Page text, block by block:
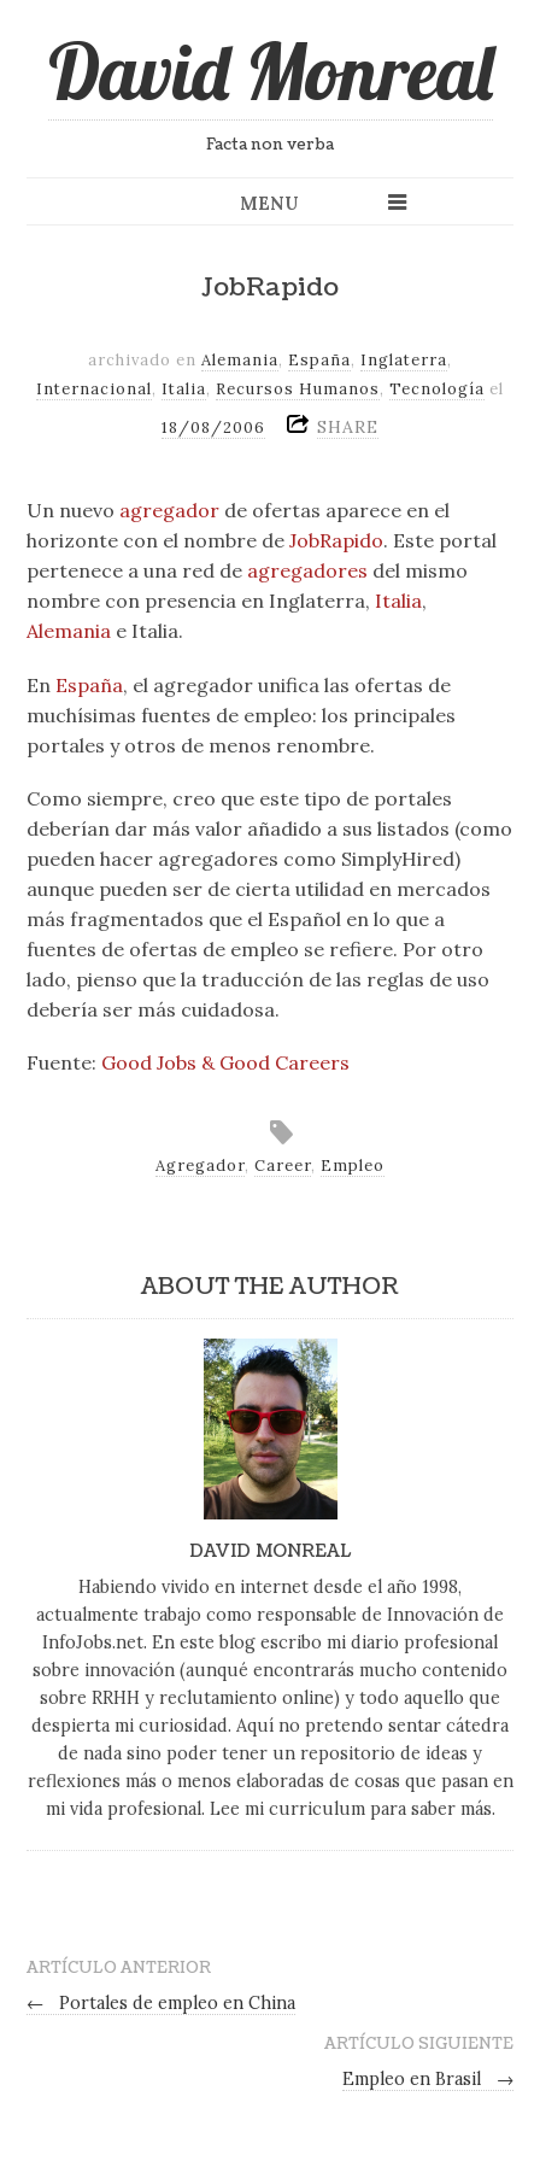
David Monreal
Facta non verba
MENU
JobRapido
archivado en Alemania, España, Inglaterra,
Internacional, Italia, Recursos Humanos, Tecnología el
18/08/2006
SHARE
Un nuevo agregador de ofertas aparece en el
horizonte con el nombre deJobRapido. Este portal
pertenece a una red de agregadores del mismo
nombre con presencia en Inglaterra, Italia,
Alemania e Italia.
En España, el agregador unifica las ofertas de
muchísimas fuentes de empleo: los principales
portales y otros de menos renombre.
Como siempre, creo que este tipo de portales
deberían dar más valor añadido a sus listados (como
pueden hacer agregadores como SimplyHired)
aunque pueden ser de cierta utilidad en mercados
más fragmentados que el Español en lo que a
fuentes de ofertas de empleo se refiere. Por otro
lado, pienso que la traducción de las reglas de uso
debería ser más cuidadosa.
Fuente: Good Jobs & Good Careers
Agregador, Career, Empleo
ABOUT THE AUTHOR
DAVID MONREAL
Habiendo vivido en internet desde el año 1998,
actualmente trabajo como responsable de Innovación de
InfoJobs.net. En este blog escribo mi diario profesional
sobre innovación (aunqué encontrarás mucho contenido
sobre RRHH y reclutamiento online) y todo aquello que
despierta mi curiosidad. Aquí no pretendo sentar cátedra
de nada sino poder tener un repositorio de ideas y
reflexiones más o menos elaboradas de cosas que pasan en
mi vida profesional. Lee mi curriculum para saber más.
ARTÍCULO ANTERIOR
←
Portales de empleo en China
ARTÍCULO SIGUIENTE
Empleo en Brasil
→